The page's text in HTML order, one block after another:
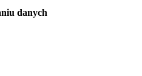
danych